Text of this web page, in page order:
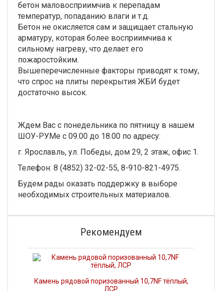
бетон маловосприимчив к перепадам
температур, попаданию влаги и т.д.
Бетон не окисляется сам и защищает стальную
арматуру, которая более восприимчива к
сильному нагреву, что делает его
пожаростойким.
Вышеперечисленные факторы приводят к тому,
что спрос на плиты перекрытия ЖБИ будет
достаточно высок.
Ждем Вас с понедельника по пятницу в нашем
ШОУ-РУМе с 09.00 до 18.00 по адресу:
г. Ярославль, ул. Победы, дом 29, 2 этаж, офис 1.
Телефон: 8 (4852) 32-02-55, 8-910-821-4975.
Будем рады оказать поддержку в выборе
необходимых строительных материалов.
Рекомендуем
Камень рядовой поризованный 10,7NF тёплый,
ЛСР